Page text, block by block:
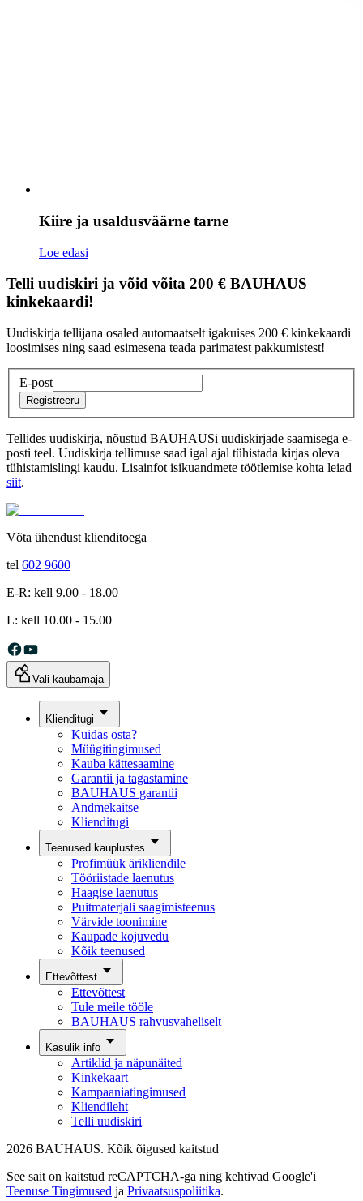
Kiire ja usaldusväärne tarne
Loe edasi
Telli uudiskiri ja võid võita 200 € BAUHAUS
kinkekaardi!
Uudiskirja tellijana osaled automaatselt igakuises 200 € kinkekaardi
loosimises ning saad esimesena teada parimatest pakkumistest!
E-post
Registreeru
Tellides uudiskirja, nõustud BAUHAUSi uudiskirjade saamisega e-
posti teel. Uudiskirja tellimuse saad igal ajal tühistada kirjas oleva
tühistamislingi kaudu. Lisainfot isikuandmete töötlemise kohta leiad
siit.
Võta ühendust klienditoega
tel 602 9600
E-R: kell 9.00 - 18.00
L: kell 10.00 - 15.00
Vali kaubamaja
Klienditugi
Kuidas osta?
Müügitingimused
Kauba kättesaamine
Garantii ja tagastamine
BAUHAUS garantii
Andmekaitse
Klienditugi
Teenused kauplustes
Profimüük ärikliendile
Tööriistade laenutus
Haagise laenutus
Puitmaterjali saagimisteenus
Värvide toonimine
Kaupade kojuvedu
Kõik teenused
Ettevõttest
Ettevõttest
Tule meile tööle
BAUHAUS rahvusvaheliselt
Kasulik info
Artiklid ja näpunäited
Kinkekaart
Kampaaniatingimused
Kliendileht
Telli uudiskiri
2026 BAUHAUS. Kõik õigused kaitstud
See sait on kaitstud reCAPTCHA-ga ning kehtivad Google'i
Teenuse Tingimused ja Privaatsuspoliitika.